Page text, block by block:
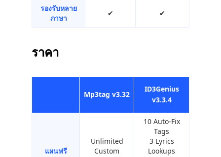
รองรับหลาย
ภาษา
✔︎ ✔︎
ราคา
Mp3tag v3.32
ID3Genius
v3.3.4
แผนฟรี
Unlimited
Custom
10 Auto-Fix
Tags
3 Lyrics
Lookups